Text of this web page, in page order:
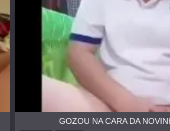
GOZOU NA CARA DA